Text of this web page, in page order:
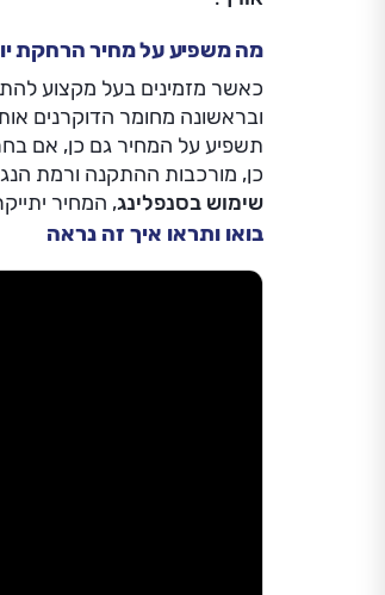
מה משפיע על מחיר הרחקת
כאשר מזמינים בעל מקצוע
ובראשונה מחומר הדוקרנים
תשפיע על המחיר גם כן, אם
כן, מורכבות ההתקנה ורמת
שימוש בסנפלינג, המחיר
בואו ותראו איך זה נראה